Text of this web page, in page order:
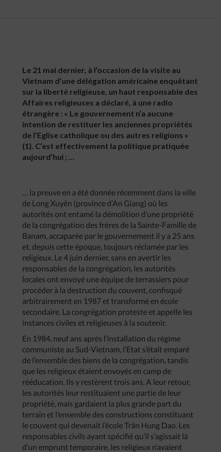
Le 21 mai dernier, à l’occasion de la visite au
Vietnam d’une délégation américaine enquêtant
sur la liberté religieuse, un haut responsable des
Affaires religieuses a déclaré, à une radio
étrangère : « Le gouvernement n’a aucune
intention de restituer les anciennes propriétés
de l’Eglise catholique ou des autres religions »
(1). C’est effectivement la politique pratiquée
aujourd’hui ; …
… la preuve en a été donnée récemment dans la ville
de Long Xuyên (province d’An Giang) où les
autorités ont entamé la démolition d’une propriété
de la congrégation des frères de la Sainte-Famille de
Banam, accaparée par le gouvernement il y a 25 ans
et, depuis cette époque, toujours réclamée par les
religieux. Le 4 juin dernier, sans en avertir les
responsables de la congrégation, les autorités
locales ont envoyé une équipe de terrassiers pour
procéder à la destruction du couvent, confisqué
arbitrairement en 1987 et transformé en école
secondaire. La congrégation proteste et appelle les
instances civiles et religieuses à la soutenir.
En 1984, neuf ans après l’installation du régime
communiste au Sud-Vietnam, l’Etat s’était emparé
de l’ensemble des biens de la congrégation, tandis
que les religieux étaient envoyés en camp de
rééducation. Ils y restèrent trois ans. A leur retour,
les autorités leur restituaient une partie de leur
propriété, mais gardaient la plus grande part du
terrain et l’ensemble des constructions constituant
le couvent qui devenait l’école Trân Hung Dao. Les
responsables civils ayant spécifié qu’il s’agissait là
d’un emprunt temporaire, les religieux n’avaient